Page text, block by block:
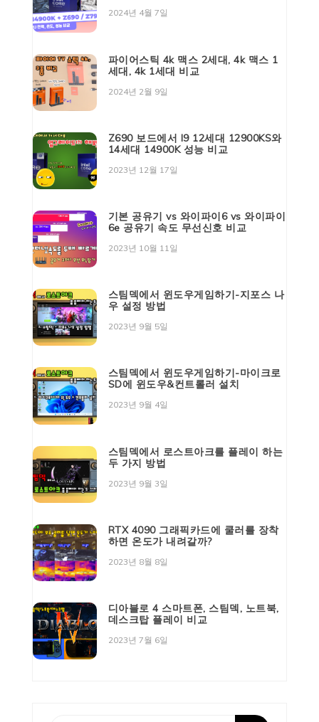
2024년 4월 7일
파이어스틱 4k 맥스 2세대, 4k 맥스 1
세대, 4k 1세대 비교
2024년 2월 9일
Z690 보드에서 I9 12세대 12900KS와
14세대 14900K 성능 비교
2023년 12월 17일
기본 공유기 vs 와이파이6 vs 와이파이
6e 공유기 속도 무선신호 비교
2023년 10월 11일
스팀덱에서 윈도우게임하기-지포스 나
우 설정 방법
2023년 9월 5일
스팀덱에서 윈도우게임하기-마이크로
SD에 윈도우&컨트롤러 설치
2023년 9월 4일
스팀덱에서 로스트아크를 플레이 하는
두 가지 방법
2023년 9월 3일
RTX 4090 그래픽카드에 쿨러를 장착
하면 온도가 내려갈까?
2023년 8월 8일
디아블로 4 스마트폰, 스팀덱, 노트북,
데스크탑 플레이 비교
2023년 7월 6일